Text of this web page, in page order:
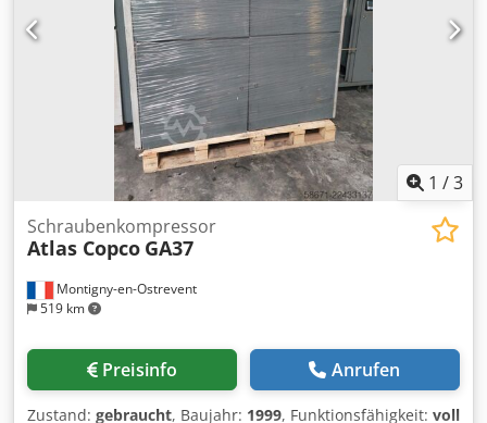
1 /3
Montigny-en-Ostrevent
519 km
Schraubenkompressor
Atlas Copco GA37
Preisinfo Anrufen
Zustand: gebraucht, Baujahr: 1999, Funktionsfähigkeit: voll